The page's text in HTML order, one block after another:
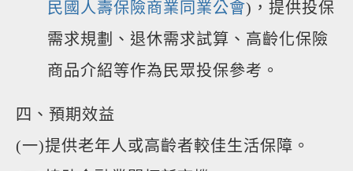
民國人壽保險商業同業公會)，提供投保
需求規劃、退休需求試算、高齡化保險
商品介紹等作為民眾投保參考。
四、預期效益
(一)提供老年人或高齡者較佳生活保障。